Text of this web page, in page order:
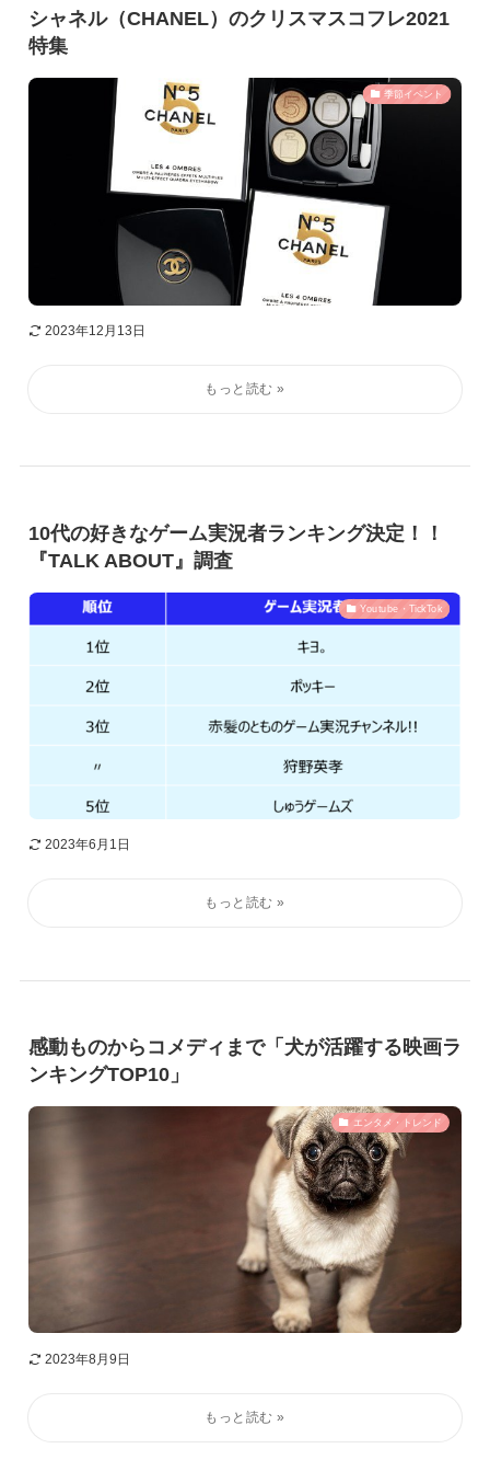
シャネル（CHANEL）のクリスマスコフレ2021
特集
季節イベント
2023年12月13日
10代の好きなゲーム実況者ランキング決定！！
『TALK ABOUT』調査
Youtube・TickTok
2023年6月1日
感動ものからコメディまで「犬が活躍する映画ラ
ンキングTOP10」
エンタメ・トレンド
2023年8月9日